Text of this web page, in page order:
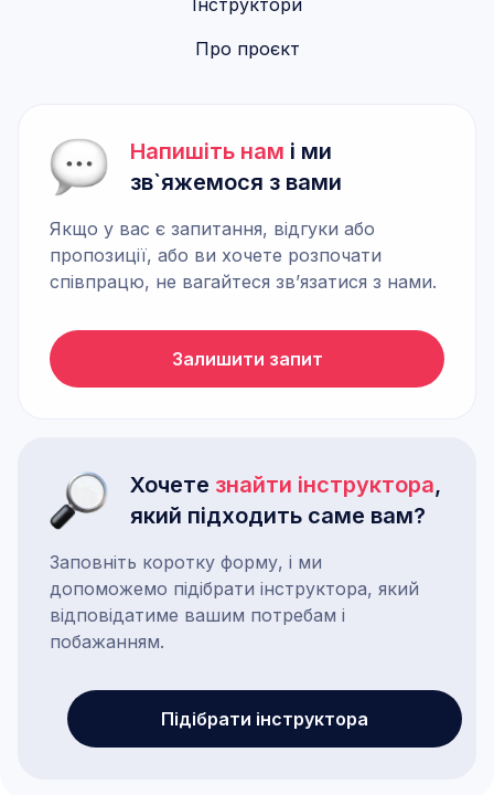
Інструктори
Про проєкт
Напишіть нам і ми
зв`яжемося з вами
Якщо у вас є запитання, відгуки або
пропозиції, або ви хочете розпочати
співпрацю, не вагайтеся зв’язатися з нами.
Залишити запит
Хочете знайти інструктора,
який підходить саме вам?
Заповніть коротку форму, і ми
допоможемо підібрати інструктора, який
відповідатиме вашим потребам і
побажанням.
Підібрати інструктора